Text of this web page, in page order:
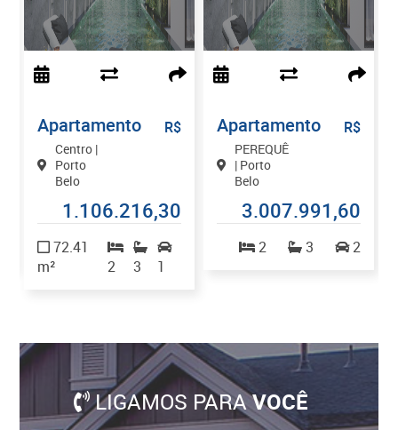
Apartamento
Centro |
Porto
Belo
R$
1.106.216,30
72.41
m²
2 3 1
Apartamento
PEREQUÊ
| Porto
Belo
R$
3.007.991,60
2 3 2
LIGAMOS PARAVOCÊ